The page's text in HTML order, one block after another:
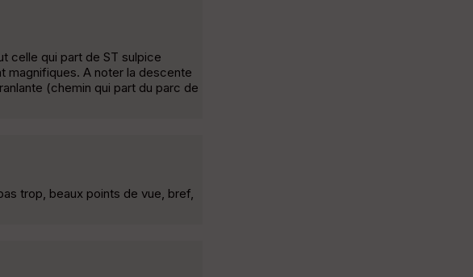
celle qui part de ST sulpice
magnifiques. A noter la descente
(chemin qui part du parc de
trop, beaux points de vue, bref,